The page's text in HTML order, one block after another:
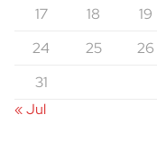
17
18 19
24
25 26
31
« Jul